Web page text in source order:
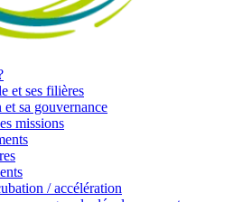
et ses filières
et sa gouvernance
missions
/ accélération